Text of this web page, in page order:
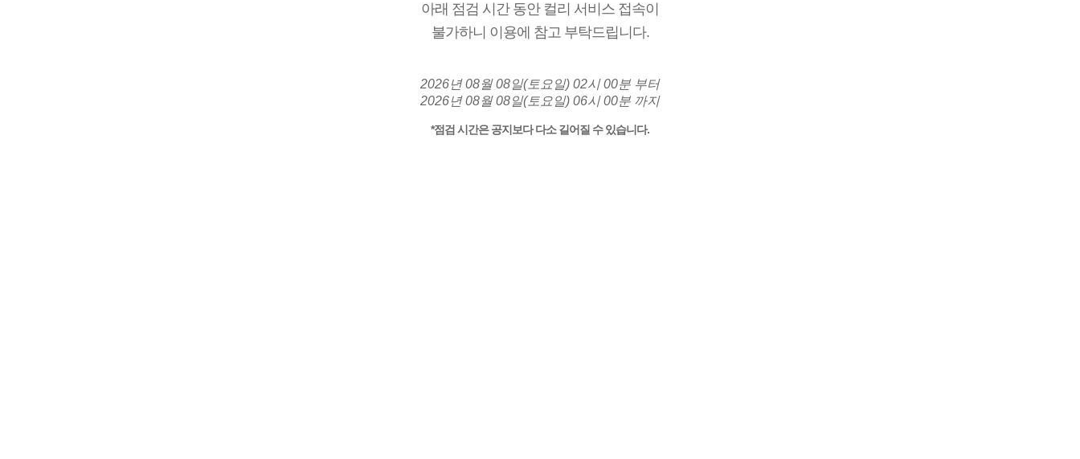
아래 점검 시간 동안 컬리 서비스 접속이
불가하니 이용에 참고 부탁드립니다.
2026년 08월 08일(토요일) 02시 00분 부터
2026년 08월 08일(토요일) 06시 00분 까지
*점검 시간은 공지보다 다소 길어질 수 있습니다.